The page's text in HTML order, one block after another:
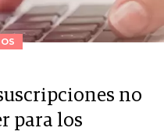
no
para los